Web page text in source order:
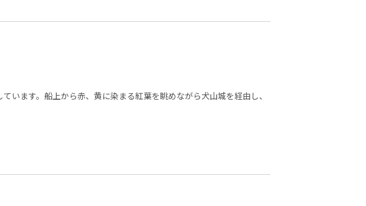
います。船上から赤、黄に染まる紅葉を眺めながら犬山城を経由し、